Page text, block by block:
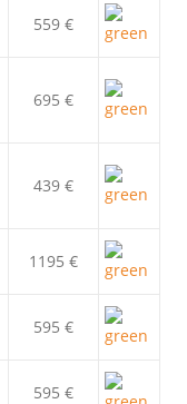
559 €
695 €
439 €
1195 €
595 €
595 €